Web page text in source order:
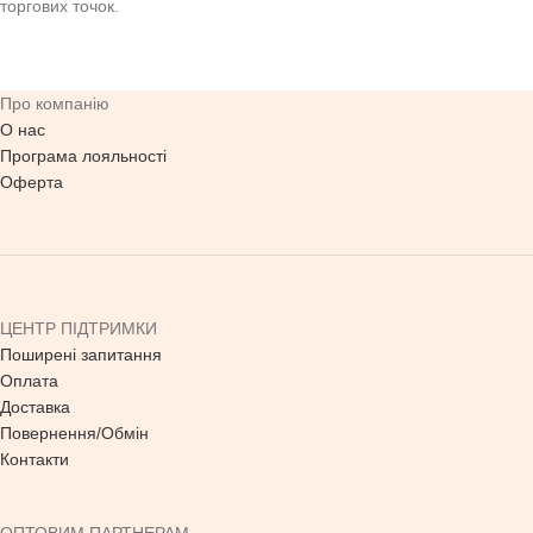
торгових точок.
Про компанію
О нас
Програма лояльності
Оферта
ЦЕНТР ПІДТРИМКИ
Поширені запитання
Оплата
Доставка
Повернення/Обмін
Контакти